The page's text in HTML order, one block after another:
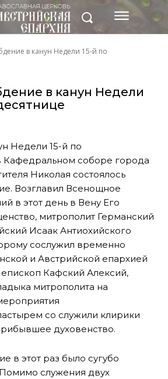
в канун Недели 15-й по
в канун Недели
Недели 15-й по
Кафедральном соборе города
Николая состоялось
Возглавил Всенощное
в этот день в Вену Его
митрополит Германский
Исаак Антиохийского
сослужил временно
и Австрийской епархией
Кафский Алексий,
митрополита на
со служили клирики
духовенство.
в этот раз было сугубо
служения двух